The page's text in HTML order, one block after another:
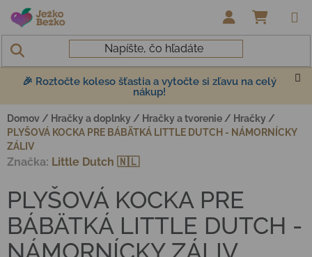
Prejsť na obsah
🎉 Roztočte koleso šťastia a vytočte si zľavu na celý
nákup!
Domov / Hračky a doplnky / Hračky a tvorenie / Hračky /
PLYŠOVÁ KOCKA PRE BÁBÄTKÁ LITTLE DUTCH - NÁMORNÍCKY
ZÁLIV
PLYŠOVÁ KOCKA PRE
BÁBÄTKÁ LITTLE DUTCH -
Značka: Little Dutch 🇳🇱